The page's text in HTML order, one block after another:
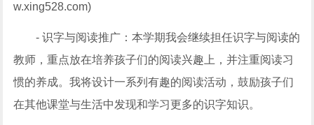
w.xing528.com)
- 识字与阅读推广：本学期我会继续担任识字与阅读的
教师，重点放在培养孩子们的阅读兴趣上，并注重阅读习
惯的养成。我将设计一系列有趣的阅读活动，鼓励孩子们
在其他课堂与生活中发现和学习更多的识字知识。